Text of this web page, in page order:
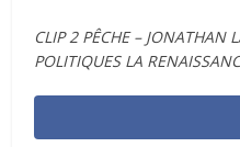
CLIP 2 PÊCHE – JONATHAN
POLITIQUES LA